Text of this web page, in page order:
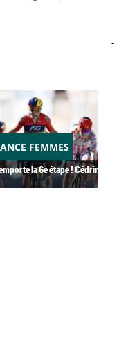
FEMMES
la 6e étape ! Cédrine
-